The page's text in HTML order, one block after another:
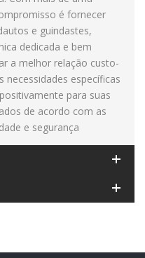
é fornecer
e guindastes,
dedicada e bem
a melhor relação custo-
necessidades específicas
para suas
de acordo com as
e segurança